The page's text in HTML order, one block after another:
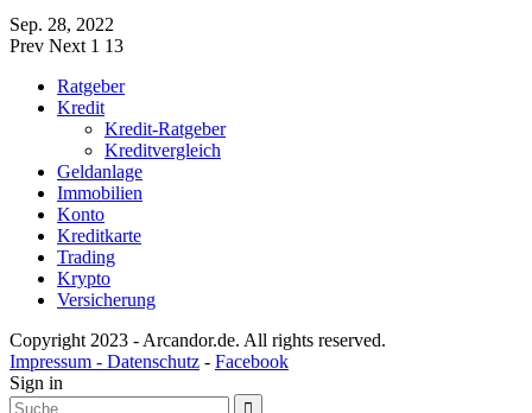
Sep. 28, 2022
Prev Next 1 13
Ratgeber
Kredit
Kredit-Ratgeber
Kreditvergleich
Geldanlage
Immobilien
Konto
Kreditkarte
Trading
Krypto
Versicherung
Copyright 2023 - Arcandor.de. All rights reserved.
Impressum - Datenschutz - Facebook
Sign in